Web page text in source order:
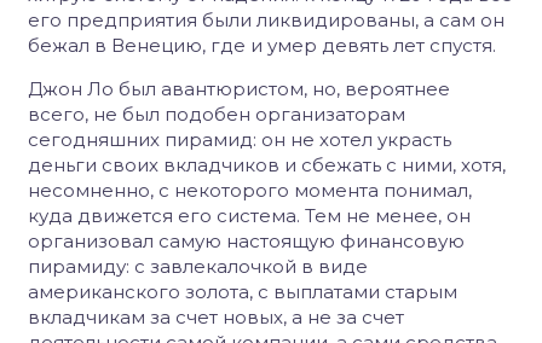
его предприятия были ликвидированы, а сам он
бежал в Венецию, где и умер девять лет спустя.
Джон Ло был авантюристом, но, вероятнее
всего, не был подобен организаторам
сегодняшних пирамид: он не хотел украсть
деньги своих вкладчиков и сбежать с ними, хотя,
несомненно, с некоторого момента понимал,
куда движется его система. Тем не менее, он
организовал самую настоящую финансовую
пирамиду: с завлекалочкой в виде
американского золота, с выплатами старым
вкладчикам за счет новых, а не за счет